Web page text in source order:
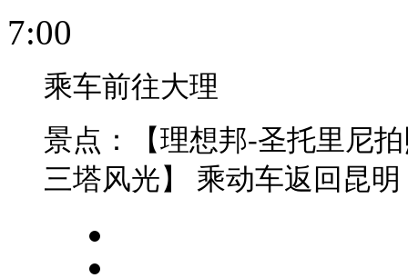
7:00
乘车前往大理
景点：【理想邦-圣托里尼
三塔风光】 乘动车返回昆明